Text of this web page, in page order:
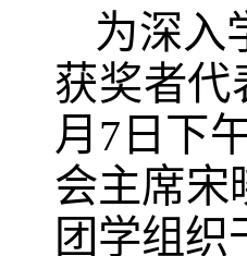
为深入
获奖者代
月7日下
会主席宋
团学组